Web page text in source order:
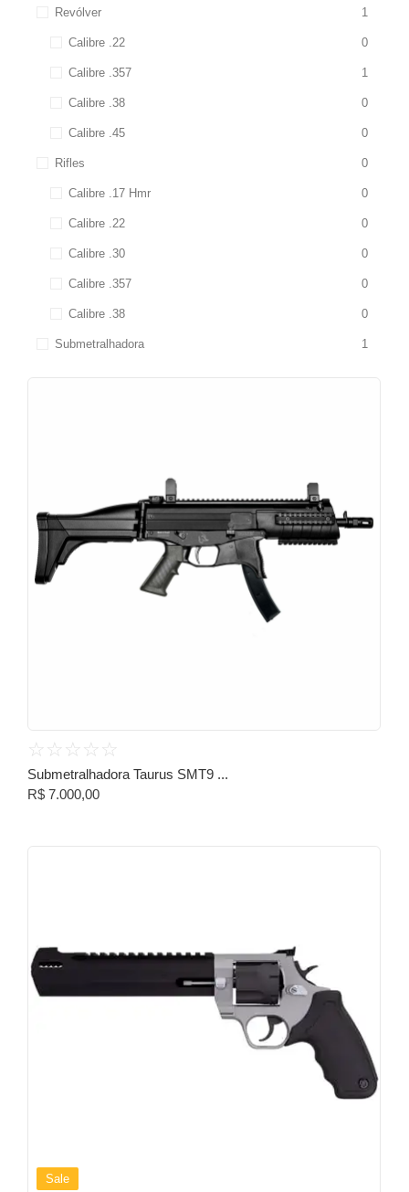
Revólver 1
Calibre .22 0
Calibre .357 1
Calibre .38 0
Calibre .45 0
Rifles 0
Calibre .17 Hmr 0
Calibre .22 0
Calibre .30 0
Calibre .357 0
Calibre .38 0
Submetralhadora 1
☆ ☆ ☆ ☆ ☆
Submetralhadora Taurus SMT9 ...
R$ 7.000,00
Sale